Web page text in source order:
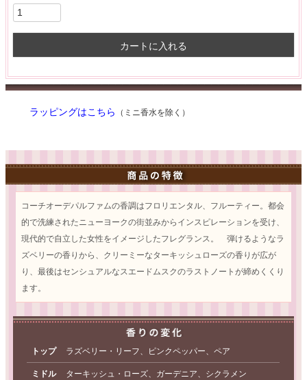
カートに入れる
ラッピングはこちら （ミニ香水を除く）
コーチオーデパルファムの香調はフロリエンタル、フルーティー。都会
的で洗練されたニューヨークの街並みからインスピレーションを受け、
現代的で自立した女性をイメージしたフレグランス。 弾けるようなラ
ズベリーの香りから、クリーミーなターキッシュローズの香りが広が
り、最後はセンシュアルなスエードムスクのラストノートが締めくくり
ます。
トップ ラズベリー・リーフ、ピンクペッパー、ペア
ミドル ターキッシュ・ローズ、ガーデニア、シクラメン